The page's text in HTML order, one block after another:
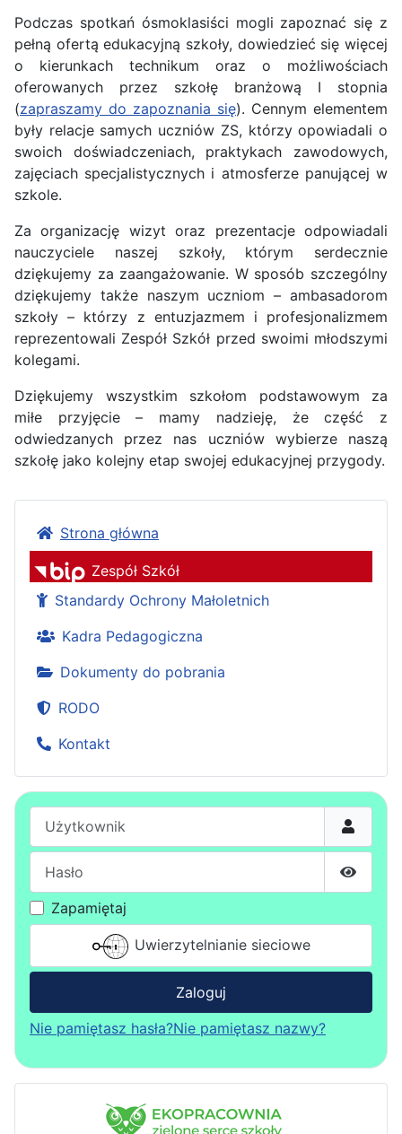
Podczas spotkań ósmoklasiści mogli zapoznać się z
pełną ofertą edukacyjną szkoły, dowiedzieć się więcej
o kierunkach technikum oraz o możliwościach
oferowanych przez szkołę branżową I stopnia
(zapraszamy do zapoznania się). Cennym elementem
były relacje samych uczniów ZS, którzy opowiadali o
swoich doświadczeniach, praktykach zawodowych,
zajęciach specjalistycznych i atmosferze panującej w
szkole.
Za organizację wizyt oraz prezentacje odpowiadali
nauczyciele naszej szkoły, którym serdecznie
dziękujemy za zaangażowanie. W sposób szczególny
dziękujemy także naszym uczniom – ambasadorom
szkoły – którzy z entuzjazmem i profesjonalizmem
reprezentowali Zespół Szkół przed swoimi młodszymi
kolegami.
Dziękujemy wszystkim szkołom podstawowym za
miłe przyjęcie – mamy nadzieję, że część z
odwiedzanych przez nas uczniów wybierze naszą
szkołę jako kolejny etap swojej edukacyjnej przygody.
Strona główna
Zespół Szkół
Standardy Ochrony Małoletnich
Kadra Pedagogiczna
Dokumenty do pobrania
RODO
Kontakt
Pokaż
Zapamiętaj
Uwierzytelnianie sieciowe
Zaloguj
Nie pamiętasz hasła?Nie pamiętasz nazwy?